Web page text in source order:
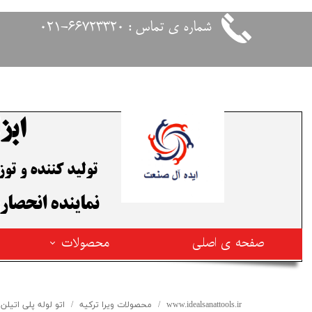
شماره ی تماس : 66723320-021
صفحه ی اصلی
محصولات
تولید کننده و
​نماینده
www.idealsanattools.ir محصولات ویرا ترکیه اتو لوله پلی اتیلن